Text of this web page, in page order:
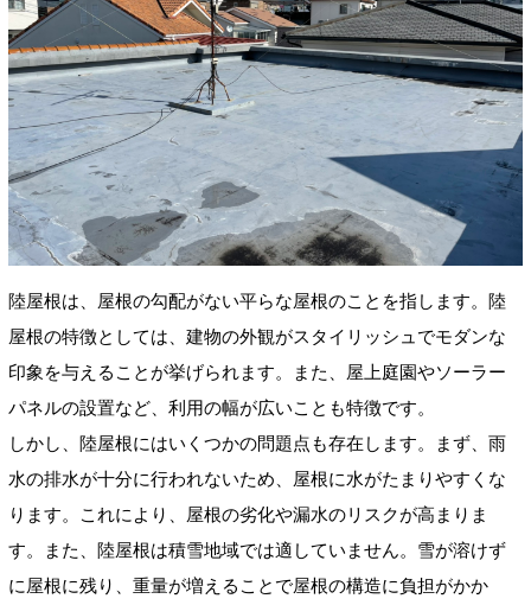
陸屋根は、屋根の勾配がない平らな屋根のことを指します。陸
屋根の特徴としては、建物の外観がスタイリッシュでモダンな
印象を与えることが挙げられます。また、屋上庭園やソーラー
パネルの設置など、利用の幅が広いことも特徴です。
しかし、陸屋根にはいくつかの問題点も存在します。まず、雨
水の排水が十分に行われないため、屋根に水がたまりやすくな
ります。これにより、屋根の劣化や漏水のリスクが高まりま
す。また、陸屋根は積雪地域では適していません。雪が溶けず
に屋根に残り、重量が増えることで屋根の構造に負担がかか